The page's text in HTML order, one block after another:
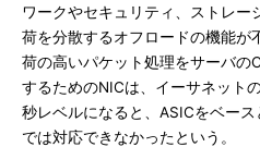
ワークやセキュリティ、ストレー
荷を分散するオフロードの機能が
荷の高いパケット処理をサーバの
するためのNICは、イーサネット
秒レベルになると、ASICをベー
では対応できなかったという。